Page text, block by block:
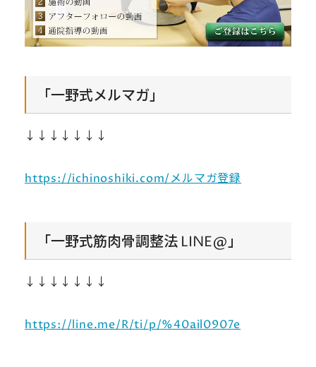
「一野式メルマガ」
↓↓↓↓↓↓↓
https://ichinoshiki.com/メルマガ登録
「一野式筋肉骨調整法 LINE@」
↓↓↓↓↓↓↓
https://line.me/R/ti/p/%40ail0907e